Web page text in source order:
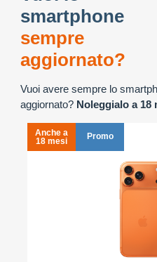
smartphone
sempre
aggiornato?
Vuoi avere sempre lo
aggiornato? Noleggialo a 18
Anche a
18 mesi
Promo